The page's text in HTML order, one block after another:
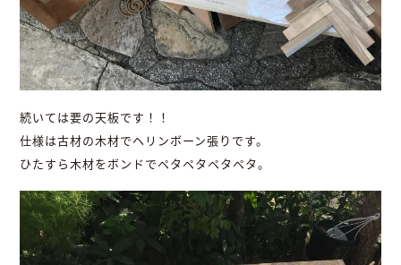
続いては要の天板です！！
仕様は古材の木材でヘリンボーン張りです。
ひたすら木材をボンドでペタペタペタペタ。